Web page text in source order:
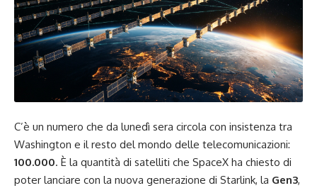
C’è un numero che da lunedì sera circola con insistenza tra
Washington e il resto del mondo delle telecomunicazioni:
100.000. È la quantità di satelliti che SpaceX ha chiesto di
poter lanciare con la nuova generazione di Starlink, la Gen3,